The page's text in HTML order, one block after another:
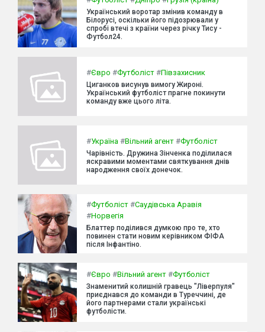
Український воротар змінив команду в
Білорусі, оскільки його підозрювали у
спробі втечі з країни через річку Тису -
Футбол24.
#Євро #Футболіст #Півзахисник
Циганков висунув вимогу Жироні.
Український футболіст прагне покинути
команду вже цього літа.
#Україна #Вільний агент #Футболіст
Чарівність. Дружина Зінченка поділилася
яскравими моментами святкування днів
народження своїх донечок.
#Футболіст #Саудівська Аравія
#Норвегія
Блаттер поділився думкою про те, хто
повинен стати новим керівником ФІФА
після Інфантіно.
#Євро #Вільний агент #Футболіст
Знаменитий колишній гравець "Ліверпуля"
приєднався до команди в Туреччині, де
його партнерами стали українські
футболісти.